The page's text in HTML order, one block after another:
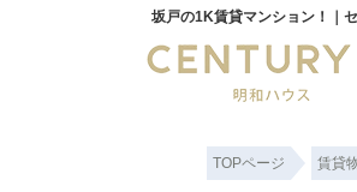
坂戸の1K賃貸マンション！｜
TOPページ 賃貸